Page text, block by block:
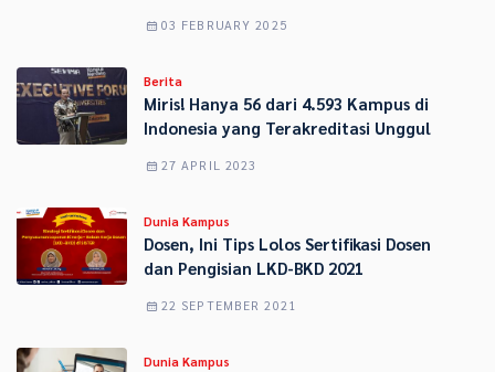
03 FEBRUARY 2025
Berita
Miris! Hanya 56 dari 4.593 Kampus di
Indonesia yang Terakreditasi Unggul
27 APRIL 2023
Dunia Kampus
Dosen, Ini Tips Lolos Sertifikasi Dosen
dan Pengisian LKD-BKD 2021
22 SEPTEMBER 2021
Dunia Kampus